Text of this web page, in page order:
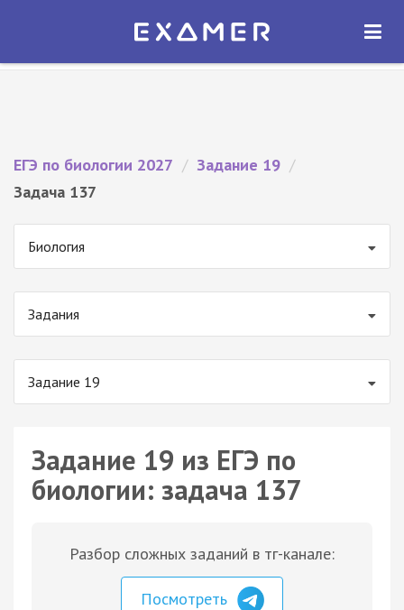
Экзамер — ЕГЭ 2027
ОТКРЫТЬ
ЕГЭ по биологии 2027 / Задание 19 /
Задача 137
Биология
Задания
Задание 19
Задание 19 из ЕГЭ по
биологии: задача 137
Разбор сложных заданий в тг-канале:
Посмотреть